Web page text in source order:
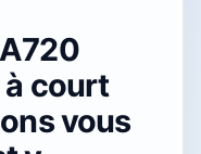
à court
vous